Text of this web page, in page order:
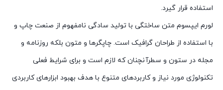
استفاده قرار گیرد.
لورم ایپسوم متن ساختگی با تولید سادگی نامفهوم از صنعت چاپ و
با استفاده از طراحان گرافیک است. چاپگرها و متون بلکه روزنامه و
مجله در ستون و سطرآنچنان که لازم است و برای شرایط فعلی
تکنولوژی مورد نیاز و کاربردهای متنوع با هدف بهبود ابزارهای کاربردی